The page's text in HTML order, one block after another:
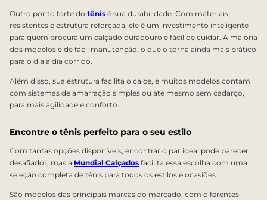
Outro ponto forte do tênis é sua durabilidade. Com materiais
resistentes e estrutura reforçada, ele é um investimento inteligente
para quem procura um calçado duradouro e fácil de cuidar. A maioria
dos modelos é de fácil manutenção, o que o torna ainda mais prático
para o dia a dia corrido.
Além disso, sua estrutura facilita o calce, e muitos modelos contam
com sistemas de amarração simples ou até mesmo sem cadarço,
para mais agilidade e conforto.
Encontre o tênis perfeito para o seu estilo
Com tantas opções disponíveis, encontrar o par ideal pode parecer
desafiador, mas a Mundial Calçados facilita essa escolha com uma
seleção completa de tênis para todos os estilos e ocasiões.
São modelos das principais marcas do mercado, com diferentes